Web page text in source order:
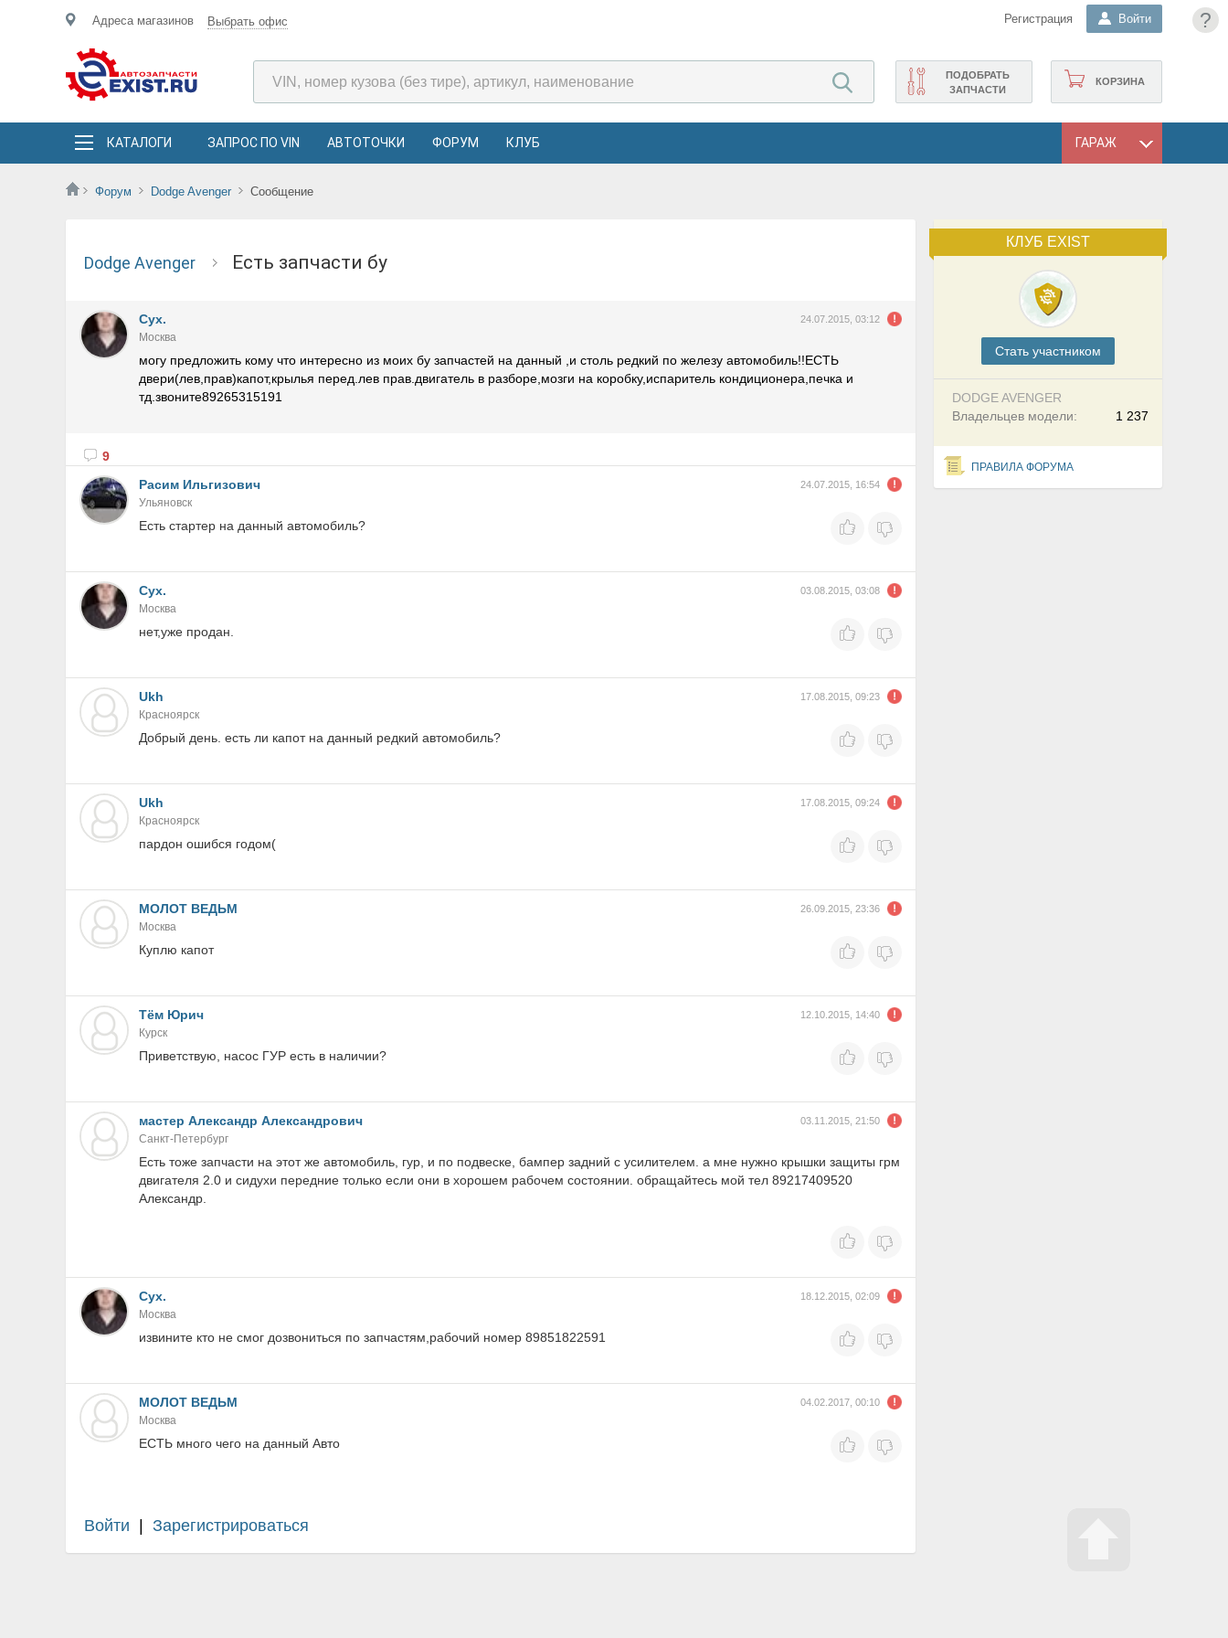
?
Адреса магазинов Выбрать офис Регистрация Войти
КОРЗИНА
ПОДОБРАТЬ
ЗАПЧАСТИ
КАТАЛОГИ ЗАПРОС ПО VIN АВТОТОЧКИ ФОРУМ КЛУБ ГАРАЖ
Форум Dodge Avenger Сообщение
КЛУБ EXIST
Cтать участником
DODGE AVENGER
1 237
Владельцев модели:
ПРАВИЛА ФОРУМА
Dodge Avenger есть запчасти бу
Сух. 24.07.2015, 03:12
Москва
могу предложить кому что интересно из моих бу запчастей на данный ,и столь редкий по железу автомобиль!!ЕСТЬ
двери(лев,прав)капот,крылья перед.лев прав.двигатель в разборе,мозги на коробку,испаритель кондиционера,печка и
тд.звоните89265315191
9
Расим Ильгизович
24.07.2015, 16:54
Ульяновск
Есть стартер на данный автомобиль?
Сух. 03.08.2015, 03:08
Москва
нет,уже продан.
Ukh 17.08.2015, 09:23
Красноярск
Добрый день. есть ли капот на данный редкий автомобиль?
Ukh 17.08.2015, 09:24
Красноярск
пардон ошибся годом(
МОЛОТ ВЕДЬМ 26.09.2015, 23:36
Москва
Куплю капот
Тём Юрич 12.10.2015, 14:40
Курск
Приветствую, насос ГУР есть в наличии?
мастер Александр Александрович 03.11.2015, 21:50
Санкт-Петербург
Есть тоже запчасти на этот же автомобиль, гур, и по подвеске, бампер задний с усилителем. а мне нужно крышки защиты грм
двигателя 2.0 и сидухи передние только если они в хорошем рабочем состоянии. обращайтесь мой тел 89217409520
Александр.
Сух. 18.12.2015, 02:09
Москва
извините кто не смог дозвониться по запчастям,рабочий номер 89851822591
МОЛОТ ВЕДЬМ 04.02.2017, 00:10
Москва
ЕСТЬ много чего на данный Авто
Войти Зарегистрироваться